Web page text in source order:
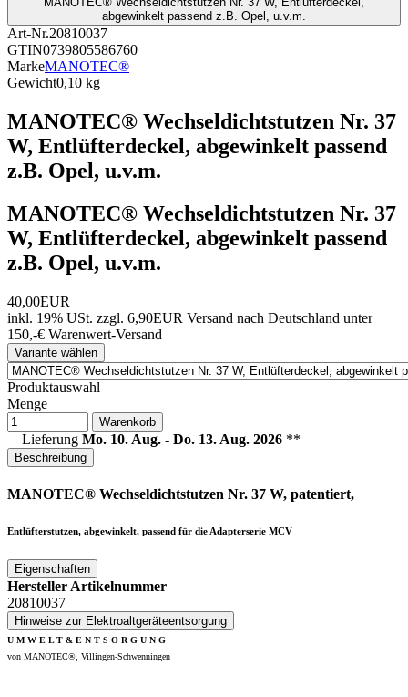
abgewinkelt passend z.B. Opel, u.v.m.
Art-Nr.20810037
GTIN0739805586760
MarkeMANOTEC®
Gewicht0,10 kg
MANOTEC® Wechseldichtstutzen Nr. 37
W, Entlüfterdeckel, abgewinkelt passend
z.B. Opel, u.v.m.
MANOTEC® Wechseldichtstutzen Nr. 37
W, Entlüfterdeckel, abgewinkelt passend
z.B. Opel, u.v.m.
40,00EUR
inkl. 19% USt. zzgl. 6,90EUR Versand nach Deutschland unter
150,-€ Warenwert-Versand
Variante wählen
Produktauswahl
Menge
Warenkorb
Lieferung Mo. 10. Aug. - Do. 13. Aug. 2026 **
Beschreibung
MANOTEC® Wechseldichtstutzen Nr. 37 W, patentiert,
Entlüfterstutzen, abgewinkelt, passend für die Adapterserie MCV
Eigenschaften
Hersteller Artikelnummer
20810037
Hinweise zur Elektroaltgeräteentsorgung
U M W E L T & E N T S O R G U N G
von MANOTEC®, Villingen-Schwenningen